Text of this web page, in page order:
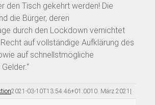
den Tisch gekehrt werden! Die
die Bürger, deren
durch den Lockdown vernichtet
auf vollständige Aufklärung des
auf schnellstmögliche
2021-03-10T13:54:46+01:0010. März 2021 |